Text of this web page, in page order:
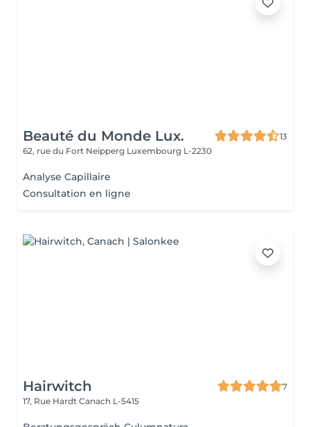
Beauté du Monde Lux.
13
62, rue du Fort Neipperg Luxembourg L-2230
Analyse Capillaire
Consultation en ligne
Hairwitch
7
17, Rue Hardt Canach L-5415